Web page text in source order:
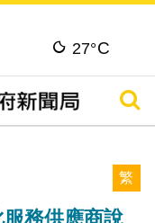
27°C
搜尋
繁
務供應商說